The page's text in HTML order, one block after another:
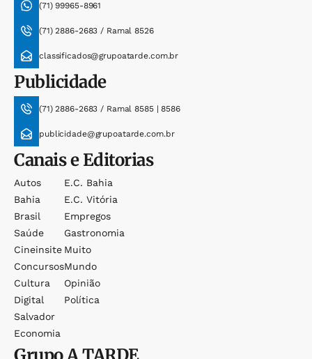
(71) 99965-8961
(71) 2886-2683 / Ramal 8526
classificados@grupoatarde.com.br
Publicidade
(71) 2886-2683 / Ramal 8585 | 8586
publicidade@grupoatarde.com.br
Canais e Editorias
Autos
Bahia
Brasil
Saúde
Cineinsite
Concursos
Cultura
Digital
Salvador
Economia
E.c. Bahia
E.c. Vitória
Empregos
Gastronomia
Muito
Mundo
Opinião
Política